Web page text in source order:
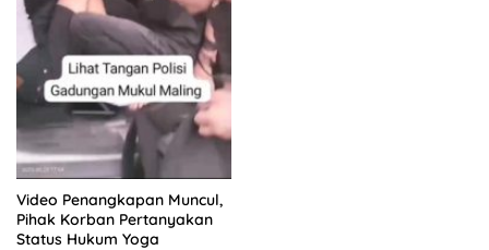
Video Penangkapan Muncul,
Pihak Korban Pertanyakan
Status Hukum Yoga